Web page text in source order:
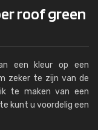
roof green
een kleur op een
zeker te zijn van de
te maken van een
kunt u voordelig een